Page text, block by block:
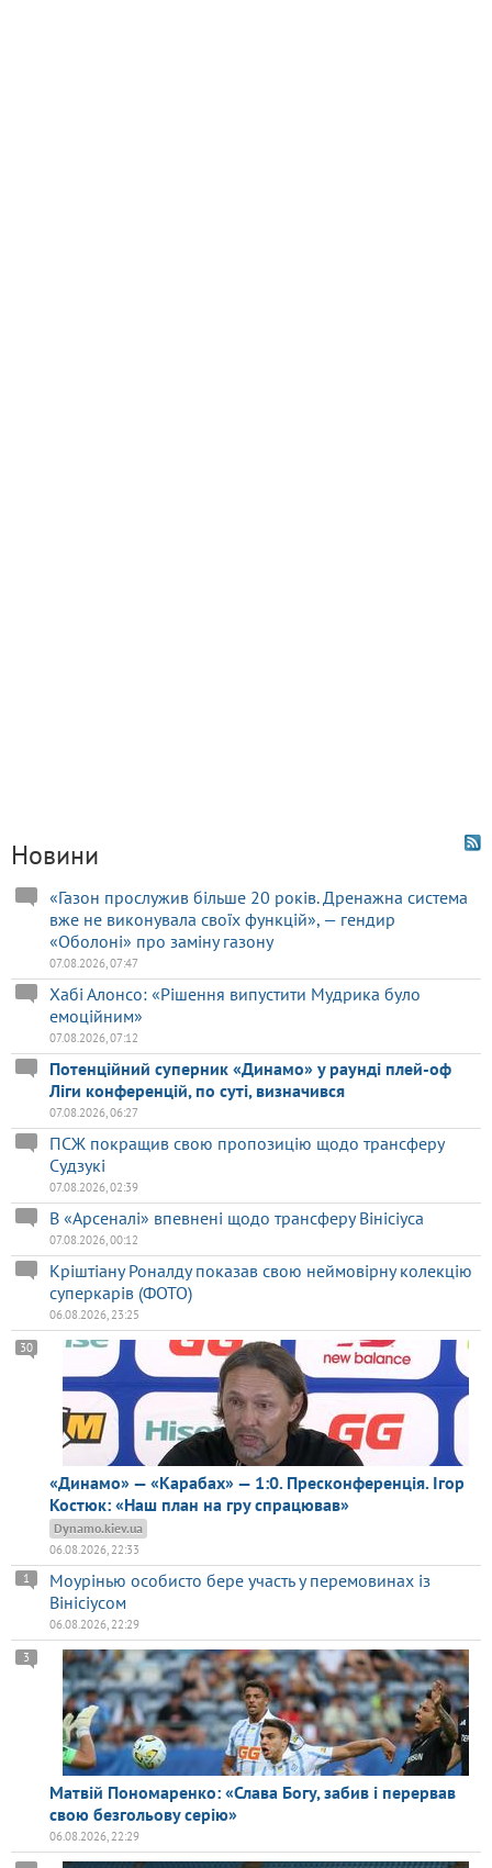
Новини
«Газон прослужив більше 20 років. Дренажна система
вже не виконувала своїх функцій», — гендир
«Оболоні» про заміну газону
07.08.2026, 07:47
Хабі Алонсо: «Рішення випустити Мудрика було
емоційним»
07.08.2026, 07:12
Потенційний суперник «Динамо» у раунді плей-оф
Ліги конференцій, по суті, визначився
07.08.2026, 06:27
ПСЖ покращив свою пропозицію щодо трансферу
Судзукі
07.08.2026, 02:39
В «Арсеналі» впевнені щодо трансферу Вінісіуса
07.08.2026, 00:12
Кріштіану Роналду показав свою неймовірну колекцію
суперкарів (ФОТО)
06.08.2026, 23:25
«Динамо» — «Карабах» — 1:0. Пресконференція. Ігор
Костюк: «Наш план на гру спрацював»
30
Dynamo.kiev.ua
06.08.2026, 22:33
Моурінью особисто бере участь у перемовинах із
Вінісіусом
1
06.08.2026, 22:29
Матвій Пономаренко: «Слава Богу, забив і перервав
свою безгольову серію»
3
06.08.2026, 22:29